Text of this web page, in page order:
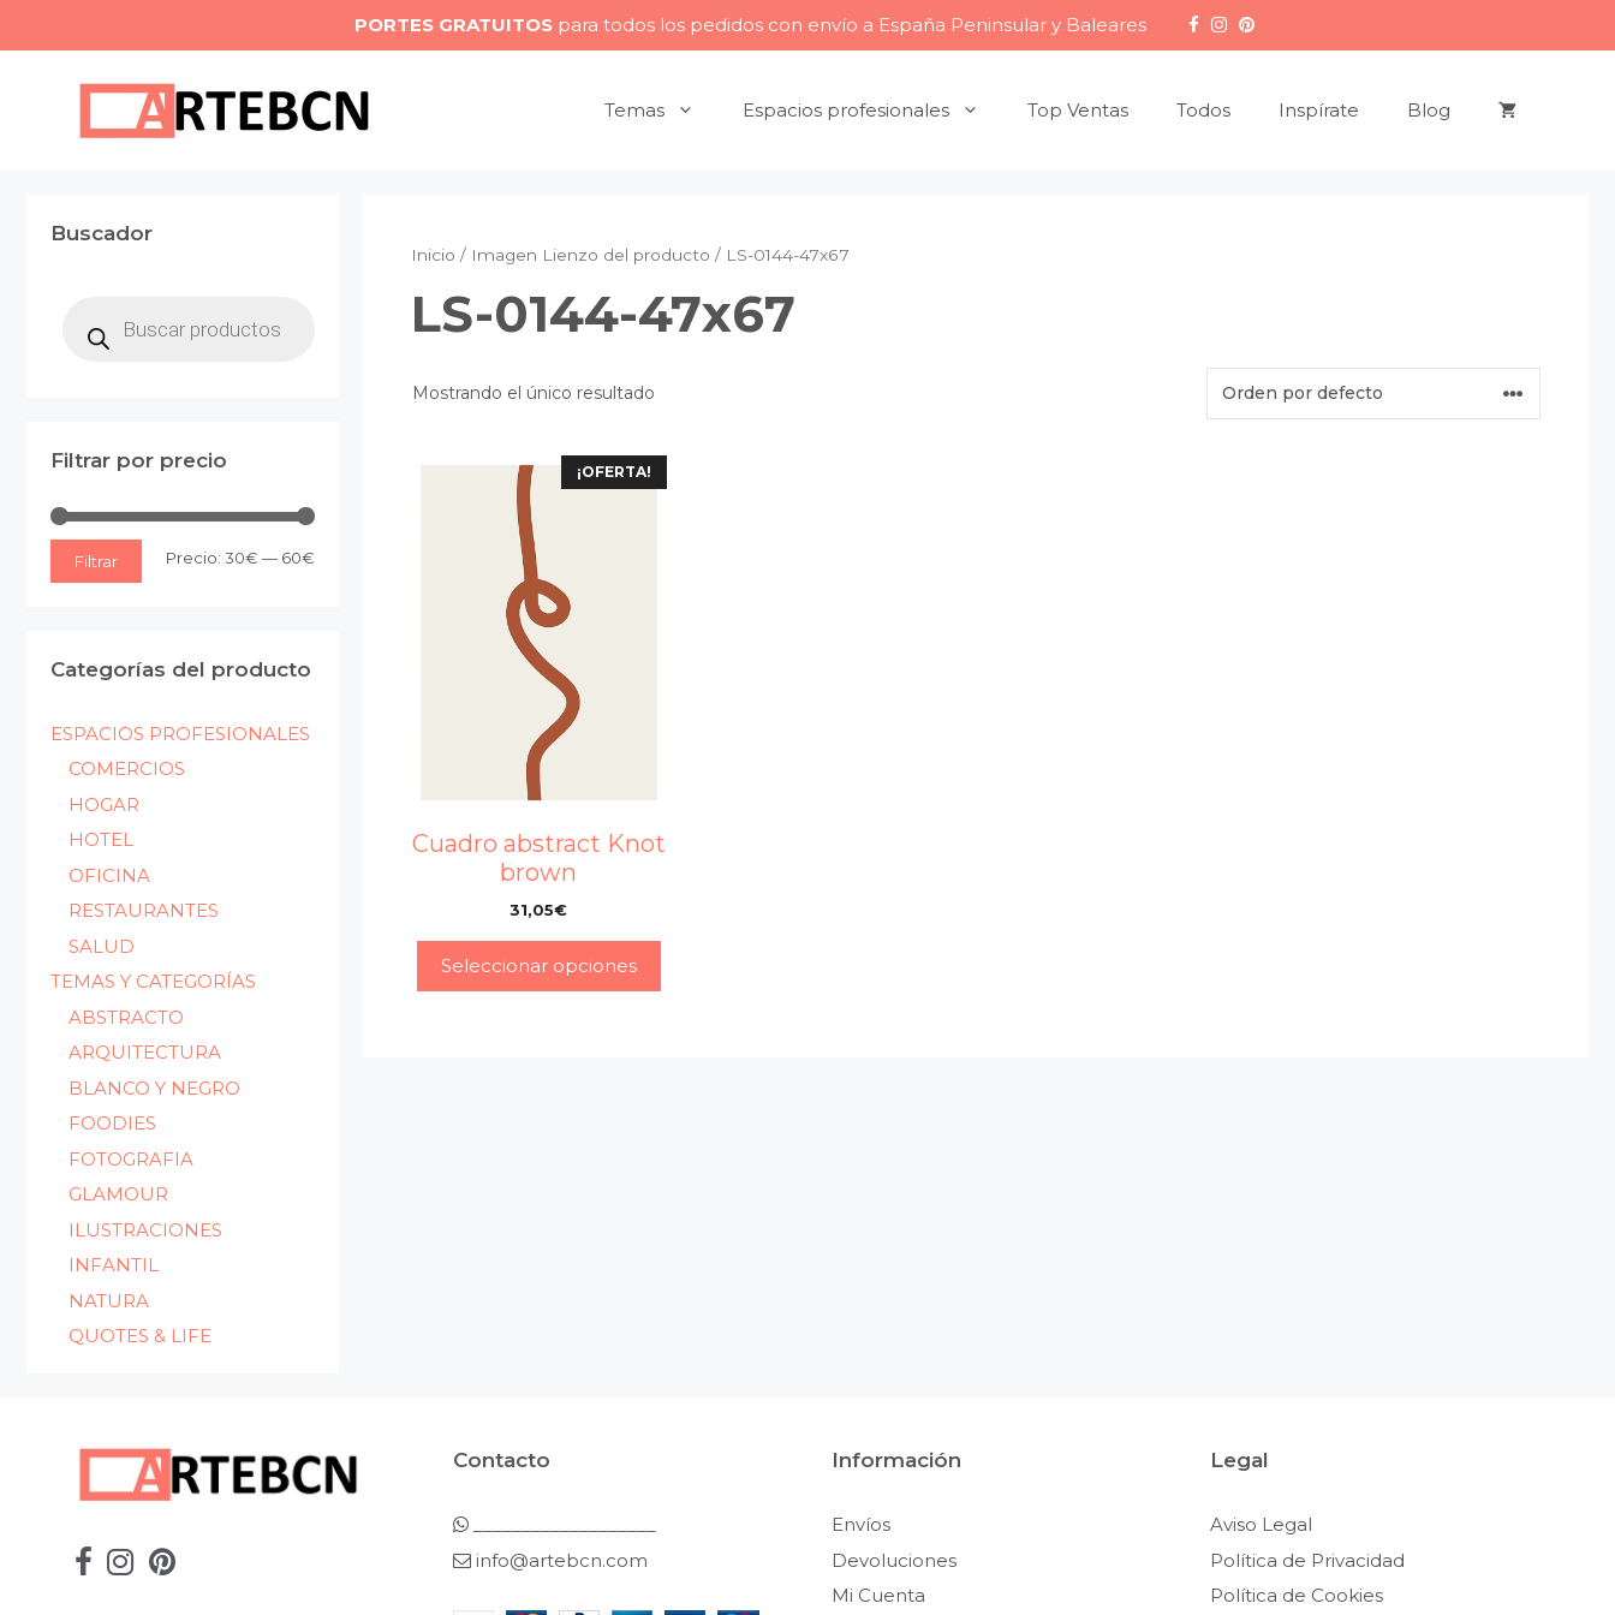
PORTES GRATUITOSpara todos los pedidos con envío a España Peninsular y Baleares
Temas Espacios profesionales Top Ventas Todos Inspírate Blog
Inicio / Imagen Lienzo del producto / LS-0144-47x67
LS-0144-47x67
Mostrando el único resultado
¡OFERTA!
Cuadro abstract Knot
brown
31,05€
Seleccionar opciones
Buscador
productos
Filtrar por precio
Filtrar Precio: 30€ — 60€
Categorías del producto
ESPACIOS PROFESIONALES
COMERCIOS
HOGAR
HOTEL
OFICINA
RESTAURANTES
SALUD
TEMAS Y CATEGORÍAS
ABSTRACTO
ARQUITECTURA
BLANCO Y NEGRO
FOODIES
FOTOGRAFIA
GLAMOUR
ILUSTRACIONES
INFANTIL
NATURA
QUOTES & LIFE
Contacto
info@artebcn.com
Información
Envíos
Devoluciones
Mi Cuenta
Legal
Aviso Legal
Política de Privacidad
Política de Cookies